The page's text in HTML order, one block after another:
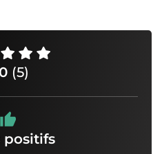
(5)
positifs